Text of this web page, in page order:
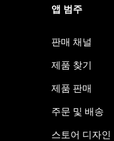
앱 범주
판매 채널
제품 찾기
제품 판매
주문 및 배송
스토어 디자인